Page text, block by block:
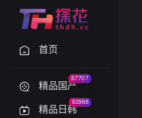
首页
精品国产
87707
精品日韩
92966